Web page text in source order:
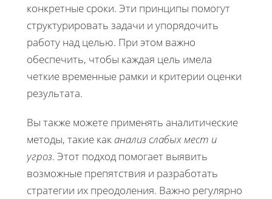
конкретные сроки. Эти принципы помогут
структурировать задачи и упорядочить
работу над целью. При этом важно
обеспечить, чтобы каждая цель имела
четкие временные рамки и критерии оценки
результата.
Вы также можете применять аналитические
методы, такие как анализ слабых мест и
угроз. Этот подход помогает выявить
возможные препятствия и разработать
стратегии их преодоления. Важно регулярно